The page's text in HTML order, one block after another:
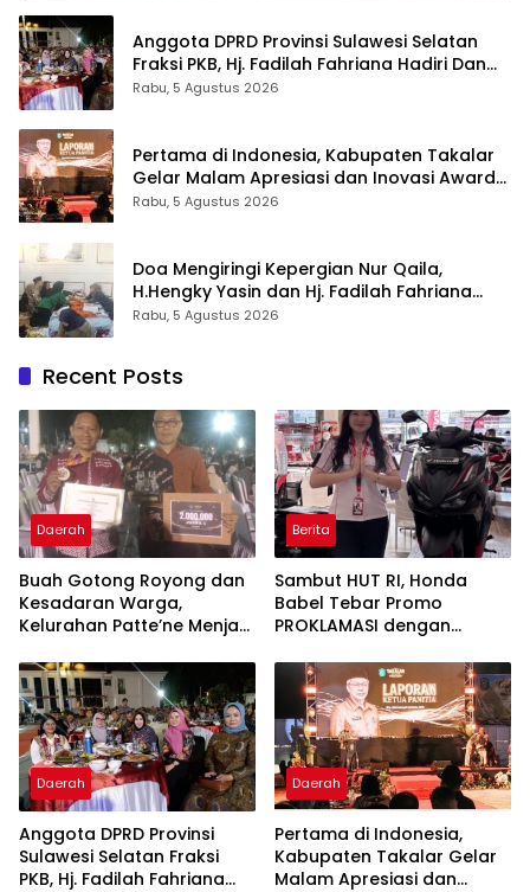
Anggota DPRD Provinsi Sulawesi Selatan
Fraksi PKB, Hj. Fadilah Fahriana Hadiri Dan
Beri Apresiasi : Takalar Menyalakan Lentera
Rabu, 5 Agustus 2026
Pertama di Indonesia, Kabupaten Takalar
Gelar Malam Apresiasi dan Inovasi Award
2026: Panggung Penghargaan bagi
Rabu, 5 Agustus 2026
Doa Mengiringi Kepergian Nur Qaila,
H.Hengky Yasin dan Hj. Fadilah Fahriana
Hadir Menguatkan Keluarga
Rabu, 5 Agustus 2026
Recent Posts
Daerah
Buah Gotong Royong dan
Kesadaran Warga,
Kelurahan Patte’ne Menjadi
2026
Berita
Sambut HUT RI, Honda
Babel Tebar Promo
PROKLAMASI dengan
Jutaan Rupiah
Daerah
Anggota DPRD Provinsi
Sulawesi Selatan Fraksi
PKB, Hj. Fadilah Fahriana
Daerah
Pertama di Indonesia,
Kabupaten Takalar Gelar
Malam Apresiasi dan